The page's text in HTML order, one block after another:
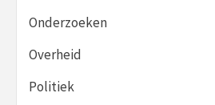
Onderzoeken
Overheid
Politiek